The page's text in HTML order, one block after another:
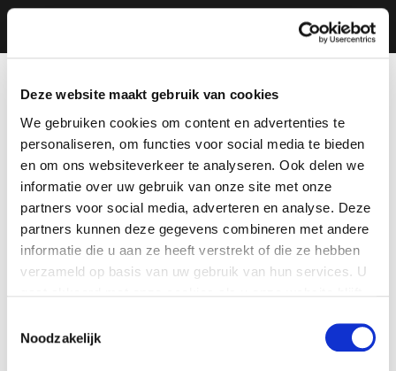
Deze website maakt gebruik van cookies
We gebruiken cookies om content en advertenties te
personaliseren, om functies voor social media te bieden
en om ons websiteverkeer te analyseren. Ook delen we
informatie over uw gebruik van onze site met onze
partners voor social media, adverteren en analyse. Deze
partners kunnen deze gegevens combineren met andere
informatie die u aan ze heeft verstrekt of die ze hebben
verzameld op basis van uw gebruik van hun services. U
Noodzakelijk